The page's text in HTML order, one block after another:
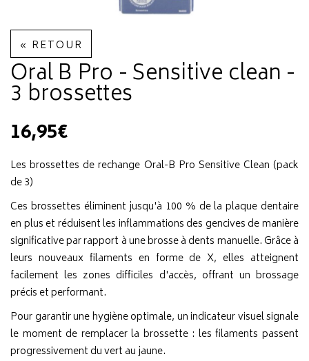
« RETOUR
Oral B Pro - Sensitive clean -
3 brossettes
16,95€
Les brossettes de rechange Oral-B Pro Sensitive Clean (pack
de 3)
Ces brossettes éliminent jusqu'à 100 % de la plaque dentaire
en plus et réduisent les inflammations des gencives de manière
significative par rapport à une brosse à dents manuelle. Grâce à
leurs nouveaux filaments en forme de X, elles atteignent
facilement les zones difficiles d'accès, offrant un brossage
précis et performant.
Pour garantir une hygiène optimale, un indicateur visuel signale
le moment de remplacer la brossette : les filaments passent
progressivement du vert au jaune.